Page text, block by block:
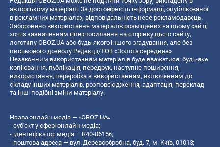
авторському матеріалі. За достовірність інформації, опублікованої
в рекламних матеріалах, відповідальність несе рекламодавець.
Заборонено використання матеріалів розміщених на цьому сайті,
хоч із зазначенням гіперпосилання на сторінку цього сайту,
логотипу OBOZ.UA або будь-якого іншого згадування, але без
письмового дозволу Редакції/ТОВ «Золота середина»
Незаконним використанням матеріалів буде вважатися: будь-яке
копiювання, публiкацiя, передрук, наступне поширення,
використання, переробка з використанням, включенням до
складу інших матеріалів, розповсюдження, адаптація, переклад
та інші подібні зміни матеріалу.
Назва онлайн медіа — «OBOZ.UA»
- суб'єкт у сфері онлайн медіа;
- ідентифікатор медіа — R40-06156;
- поштова адреса — вул. Деревообробна, буд. 7, м. Київ, 01013;